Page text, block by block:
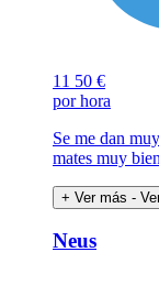
11 50 €
por hora
Se me dan
mates muy bien
+ Ver más -
Neus